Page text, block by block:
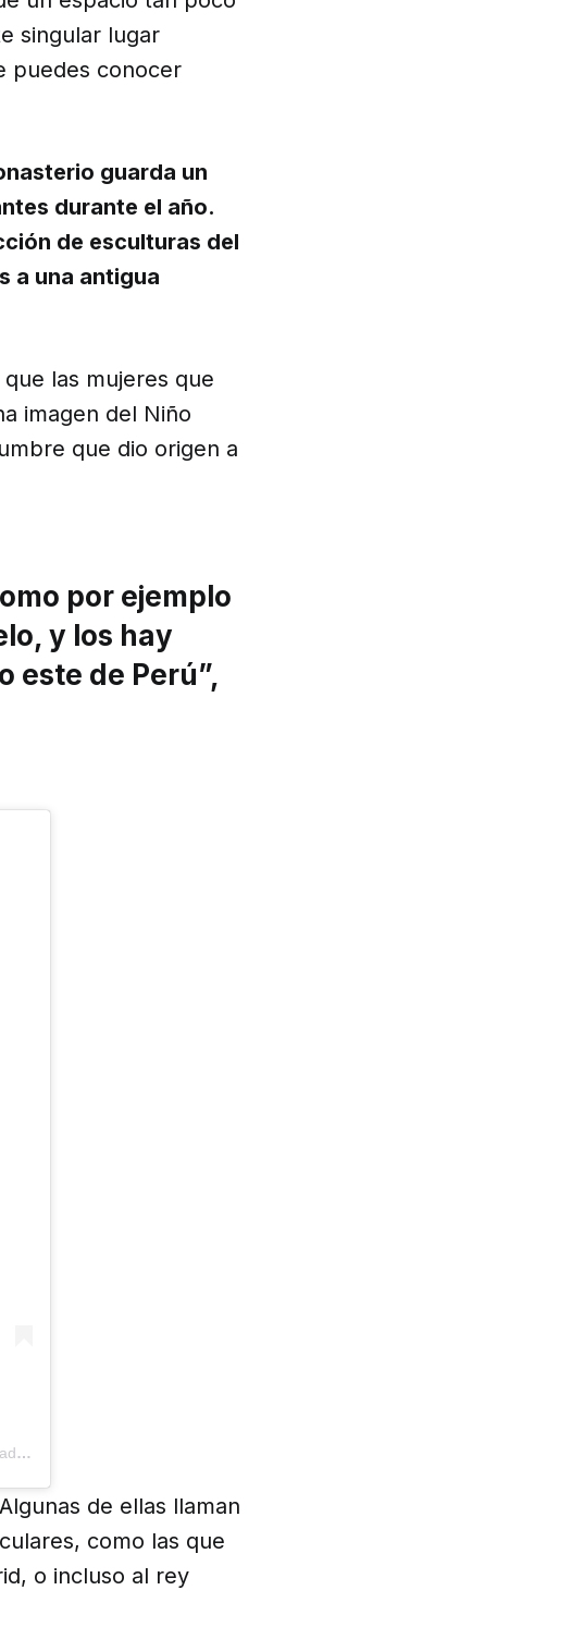
singular lugar
puedes conocer
guarda un
durante el año.
de esculturas del
a una antigua
las mujeres que
imagen del Niño
que dio origen a
por ejemplo
y los hay
este de Perú”,
Una publicación compartida de Manu / Secretos de Madrid (@secretosdemadrid)
de ellas llaman
como las que
o incluso al rey